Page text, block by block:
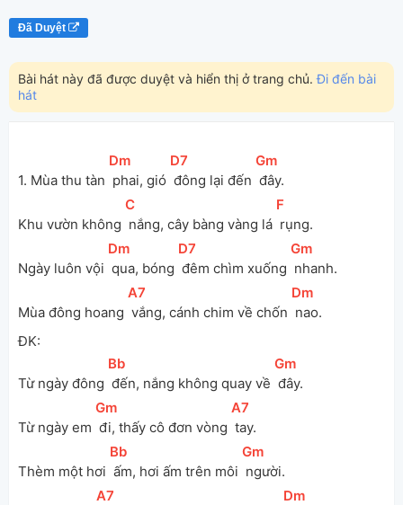
Đã Duyệt
Bài hát này đã được duyệt và hiển thị ở trang chủ.Đi đến bài
hát
1. Mùa thu tàn
[Dm
phai, gió
[D7
đông lại đến
[
Gm
đây.
Khu vườn không
[
C
nắng, cây bàng vàng lá
[F
rụng.
Ngày luôn vội
[Dm
qua, bóng
[D7
đêm chìm xuống
[
Gm
nhanh.
Mùa đông hoang
[
A7
vắng, cánh chim về chốn
[Dm
nao.
ĐK:
Từ ngày đông
[Bb
đến, nắng không quay về
[
Gm
đây.
Từ ngày em
[
Gm
đi, thấy cô đơn vòng
[
A7
tay.
Thèm một hơi
[Bb
ấm, hơi ấm trên môi
[
Gm
người.
[
A7 [Dm